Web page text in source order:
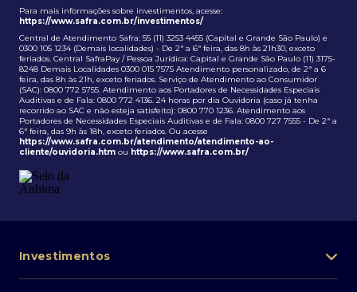
Para mais informações sobre investimentos, acesse:
https://www.safra.com.br/investimentos/
Central de Atendimento Safra: 55 (11) 3253 4455 (Capital e Grande São Paulo) e
0300 105 1234 (Demais localidades) - De 2ª a 6ª feira, das 8h às 21h30, exceto
feriados. Central SafraPay / Pessoa Jurídica: Capital e Grande São Paulo (11) 3175-
8248 Demais Localidades 0300 015 7575 Atendimento personalizado, de 2ª a 6
feira, das 8h às 21h, exceto feriados. Serviço de Atendimento ao Consumidor
(SAC): 0800 772 5755. Atendimento aos Portadores de Necessidades Especiais
Auditivas e de Fala: 0800 772 4136. 24 horas por dia Ouvidoria (caso já tenha
recorrido ao SAC e não esteja satisfeito): 0800 770 1236. Atendimento aos
Portadores de Necessidades Especiais Auditivas e de Fala: 0800 727 7555 - De 2ª a
6ª feira, das 9h às 18h, exceto feriados. Ou acesse
https://www.safra.com.br/atendimento/atendimento-ao-
cliente/ouvidoria.htm ou https://www.safra.com.br/
Investimentos